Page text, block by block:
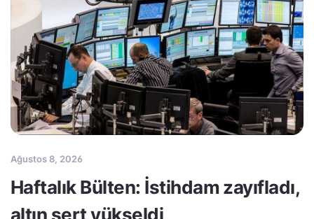
Ağustos 8, 2026
Haftalık Bülten: İstihdam zayıfladı,